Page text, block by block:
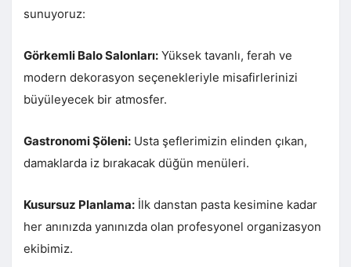
sunuyoruz:
Görkemli Balo Salonları: Yüksek tavanlı, ferah ve
modern dekorasyon seçenekleriyle misafirlerinizi
büyüleyecek bir atmosfer.
Gastronomi Şöleni: Usta şeflerimizin elinden çıkan,
damaklarda iz bırakacak düğün menüleri.
Kusursuz Planlama: İlk danstan pasta kesimine kadar
her anınızda yanınızda olan profesyonel organizasyon
ekibimiz.